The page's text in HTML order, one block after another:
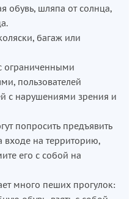
обувь, шляпа от солнца,
багаж или
ограниченными
пользователей
с нарушениями зрения и
попросить предъявить
входе на территорию,
его с собой на
много пеших прогулок: